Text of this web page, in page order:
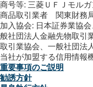
商号等: 三菱ＵＦＪモル
商品取引業者 関東財務
加入協会: 日本証券業協
般社団法人金融先物取引
取引業協会、一般社団法
当社が加盟する信用情報
重要事項のご説明
勧誘方針